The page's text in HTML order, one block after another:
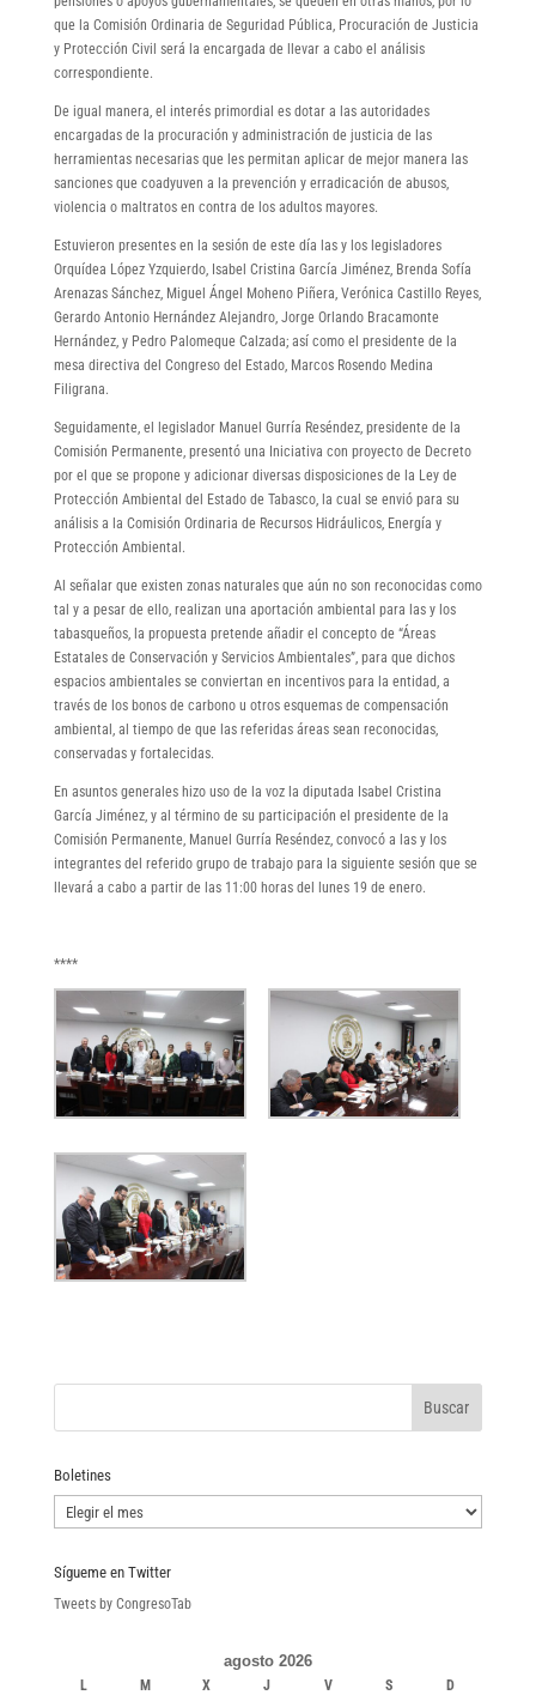
que la Comisión Ordinaria de Seguridad Pública, Procuración de Justicia
y Protección Civil será la encargada de llevar a cabo el análisis
correspondiente.
De igual manera, el interés primordial es dotar a las autoridades
encargadas de la procuración y administración de justicia de las
herramientas necesarias que les permitan aplicar de mejor manera las
sanciones que coadyuven a la prevención y erradicación de abusos,
violencia o maltratos en contra de los adultos mayores.
Estuvieron presentes en la sesión de este día las y los legisladores
Orquídea López Yzquierdo, Isabel Cristina García Jiménez, Brenda Sofía
Arenazas Sánchez, Miguel Ángel Moheno Piñera, Verónica Castillo Reyes,
Gerardo Antonio Hernández Alejandro, Jorge Orlando Bracamonte
Hernández, y Pedro Palomeque Calzada; así como el presidente de la
mesa directiva del Congreso del Estado, Marcos Rosendo Medina
Filigrana.
Seguidamente, el legislador Manuel Gurría Reséndez, presidente de la
Comisión Permanente, presentó una Iniciativa con proyecto de Decreto
por el que se propone y adicionar diversas disposiciones de la Ley de
Protección Ambiental del Estado de Tabasco, la cual se envió para su
análisis a la Comisión Ordinaria de Recursos Hidráulicos, Energía y
Protección Ambiental.
Al señalar que existen zonas naturales que aún no son reconocidas como
tal y a pesar de ello, realizan una aportación ambiental para las y los
tabasqueños, la propuesta pretende añadir el concepto de “Áreas
Estatales de Conservación y Servicios Ambientales”, para que dichos
espacios ambientales se conviertan en incentivos para la entidad, a
través de los bonos de carbono u otros esquemas de compensación
ambiental, al tiempo de que las referidas áreas sean reconocidas,
conservadas y fortalecidas.
En asuntos generales hizo uso de la voz la diputada Isabel Cristina
García Jiménez, y al término de su participación el presidente de la
Comisión Permanente, Manuel Gurría Reséndez, convocó a las y los
integrantes del referido grupo de trabajo para la siguiente sesión que se
llevará a cabo a partir de las 11:00 horas del lunes 19 de enero.
****
Boletines
Boletines
Sígueme en Twitter
Tweets by CongresoTab
agosto 2026
L M X J V S
D